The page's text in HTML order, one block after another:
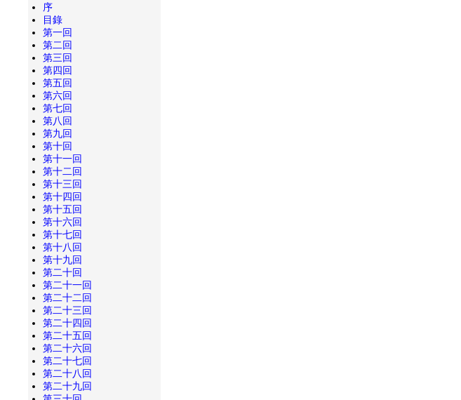
序
目錄
第一回
第二回
第三回
第四回
第五回
第六回
第七回
第八回
第九回
第十回
第十一回
第十二回
第十三回
第十四回
第十五回
第十六回
第十七回
第十八回
第十九回
第二十回
第二十一回
第二十二回
第二十三回
第二十四回
第二十五回
第二十六回
第二十七回
第二十八回
第二十九回